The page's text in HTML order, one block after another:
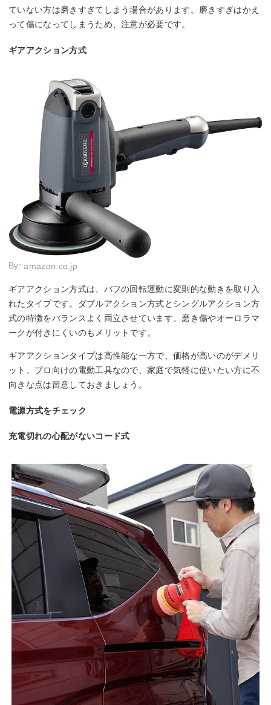
ていない方は磨きすぎてしまう場合があります。磨きすぎはかえ
って傷になってしまうため、注意が必要です。
ギアアクション方式
By:amazon.co.jp
ギアアクション方式は、バフの回転運動に変則的な動きを取り入
れたタイプです。ダブルアクション方式とシングルアクション方
式の特徴をバランスよく両立させています。磨き傷やオーロラマ
ークが付きにくいのもメリットです。
ギアアクションタイプは高性能な一方で、価格が高いのがデメリ
ット。プロ向けの電動工具なので、家庭で気軽に使いたい方に不
向きな点は留意しておきましょう。
電源方式をチェック
充電切れの心配がないコード式